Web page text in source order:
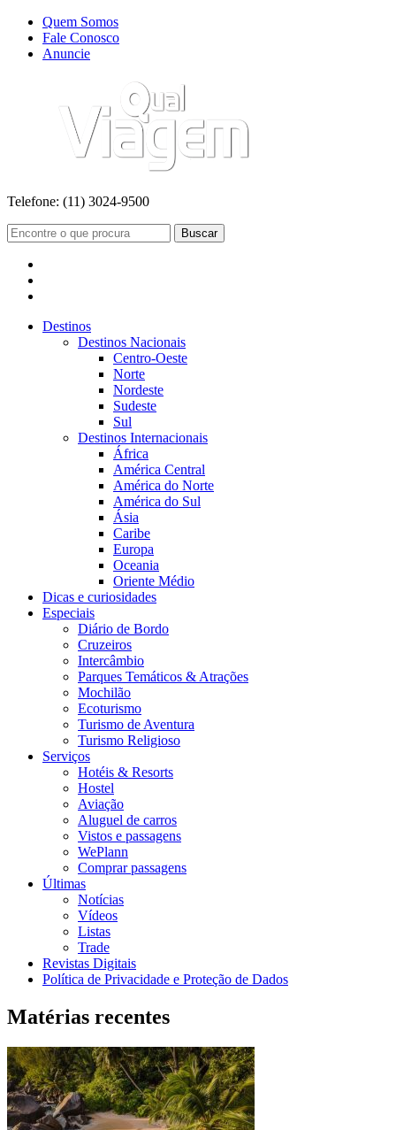
Quem Somos
Fale Conosco
Anuncie
Telefone: (11) 3024-9500
Buscar
Destinos
Destinos Nacionais
Centro-Oeste
Norte
Nordeste
Sudeste
Sul
Destinos Internacionais
África
América Central
América do Norte
América do Sul
Ásia
Caribe
Europa
Oceania
Oriente Médio
Dicas e curiosidades
Especiais
Diário de Bordo
Cruzeiros
Intercâmbio
Parques Temáticos & Atrações
Mochilão
Ecoturismo
Turismo de Aventura
Turismo Religioso
Serviços
Hotéis & Resorts
Hostel
Aviação
Aluguel de carros
Vistos e passagens
WePlann
Comprar passagens
Últimas
Notícias
Vídeos
Listas
Trade
Revistas Digitais
Política de Privacidade e Proteção de Dados
Matérias recentes